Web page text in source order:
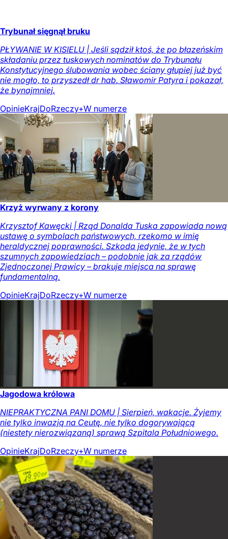
Trybunał sięgnął bruku
PŁYWANIE W KISIELU | Jeśli sądził ktoś, że po błazeńskim
składaniu przez tuskowych nominatów do Trybunału
Konstytucyjnego ślubowania wobec ściany głupiej już być
nie mogło, to przyszedł dr hab. Sławomir Patyra i pokazał,
że bynajmniej.
OpinieKrajDoRzeczy+W numerze
Krzyż wyrwany z korony
Krzysztof Kawęcki | Rząd Donalda Tuska zapowiada nową
ustawę o symbolach państwowych, rzekomo w imię
heraldycznej poprawności. Szkoda jedynie, że w tych
szumnych zapowiedziach – podobnie jak za rządów
Zjednoczonej Prawicy – brakuje miejsca na sprawę
fundamentalną.
OpinieKrajDoRzeczy+W numerze
Jagodowa królowa
NIEPRAKTYCZNA PANI DOMU | Sierpień, wakacje. Żyjemy
nie tylko inwazją na Ceutę, nie tylko dogorywającą
(niestety nierozwiązaną) sprawą Szpitala Południowego.
OpinieKrajDoRzeczy+W numerze